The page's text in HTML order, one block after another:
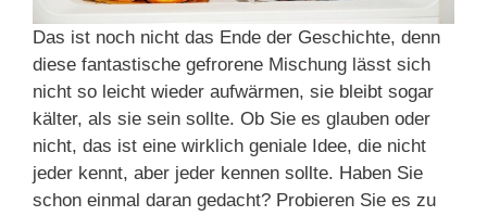
Das ist noch nicht das Ende der Geschichte, denn
diese fantastische gefrorene Mischung lässt sich
nicht so leicht wieder aufwärmen, sie bleibt sogar
kälter, als sie sein sollte. Ob Sie es glauben oder
nicht, das ist eine wirklich geniale Idee, die nicht
jeder kennt, aber jeder kennen sollte. Haben Sie
schon einmal daran gedacht? Probieren Sie es zu